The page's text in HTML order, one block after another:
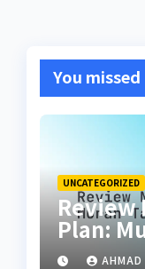
You missed
UNCATEGORIZED
Review
Plan:
Rendah?
AHMAD